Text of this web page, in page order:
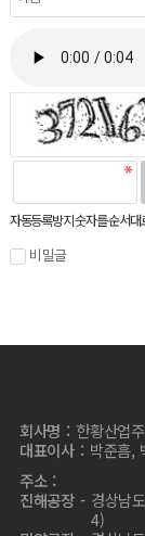
자동등록방지 숫자를 순서대
비밀글
회사명
한황산업
대표이사
박준흠,
주소
진해공장
경상남
4)